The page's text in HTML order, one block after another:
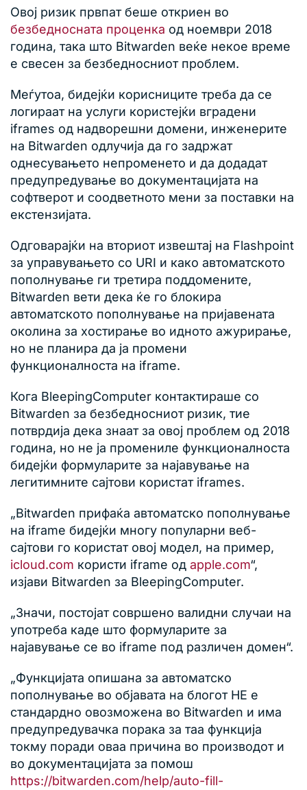
Овој ризик првпат беше откриен во
безбедносната проценка од ноември 2018
година, така што Bitwarden веќе некое време
е свесен за безбедносниот проблем.
Меѓутоа, бидејќи корисниците треба да се
логираат на услуги користејќи вградени
iframes од надворешни домени, инженерите
на Bitwarden одлучија да го задржат
однесувањето непроменето и да додадат
предупредување во документацијата на
софтверот и соодветното мени за поставки на
екстензијата.
Одговарајќи на вториот извештај на Flashpoint
за управувањето со URI и како автоматското
пополнување ги третира поддомените,
Bitwarden вети дека ќе го блокира
автоматското пополнување на пријавената
околина за хостирање во идното ажурирање,
но не планира да ја промени
функционалноста на iframe.
Кога BleepingComputer контактираше со
Bitwarden за безбедносниот ризик, тие
потврдија дека знаат за овој проблем од 2018
година, но не ја промениле функционалноста
бидејќи формуларите за најавување на
легитимните сајтови користат iframes.
„Bitwarden прифаќа автоматско пополнување
на iframe бидејќи многу популарни веб-
сајтови го користат овој модел, на пример,
icloud.com користи iframe од apple.com“,
изјави Bitwarden за BleepingComputer.
„Значи, постојат совршено валидни случаи на
употреба каде што формуларите за
најавување се во iframe под различен домен“.
„Функцијата опишана за автоматско
пополнување во објавата на блогот НЕ е
стандардно овозможена во Bitwarden и има
предупредувачка порака за таа функција
токму поради оваа причина во производот и
во документацијата за помош
https://bitwarden.com/help/auto-fill-